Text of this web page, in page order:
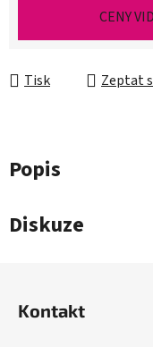
CENY
Tisk Zeptat
Popis
Diskuze
Kontakt